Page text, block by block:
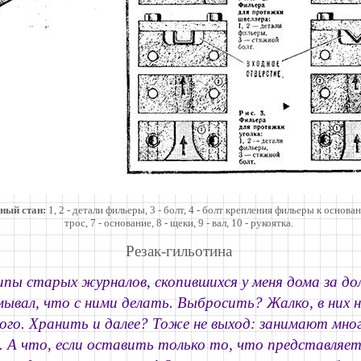
стан: 1, 2 - детали фильеры, 3 - болт, 4 - болт крепления фильеры к
трос, 7 - основание, 8 - щеки, 9 - вал, 10 - рукоятка.
Резак-гильотина
старых журналов, скопившихся у меня дома за
что с ними делать. Выбросить? Жалко, в них
Хранить и далее? Тоже не выход: занимают
А что, если оставить только то, что